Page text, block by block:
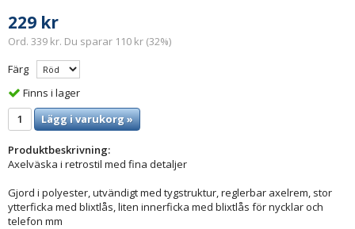
229 kr
Ord. 339 kr. Du sparar 110 kr (32%)
Färg
Finns i lager
Lägg i varukorg »
Produktbeskrivning:
Axelväska i retrostil med fina detaljer
Gjord i polyester, utvändigt med tygstruktur, reglerbar axelrem, stor
ytterficka med blixtlås, liten innerficka med blixtlås för nycklar och
telefon mm